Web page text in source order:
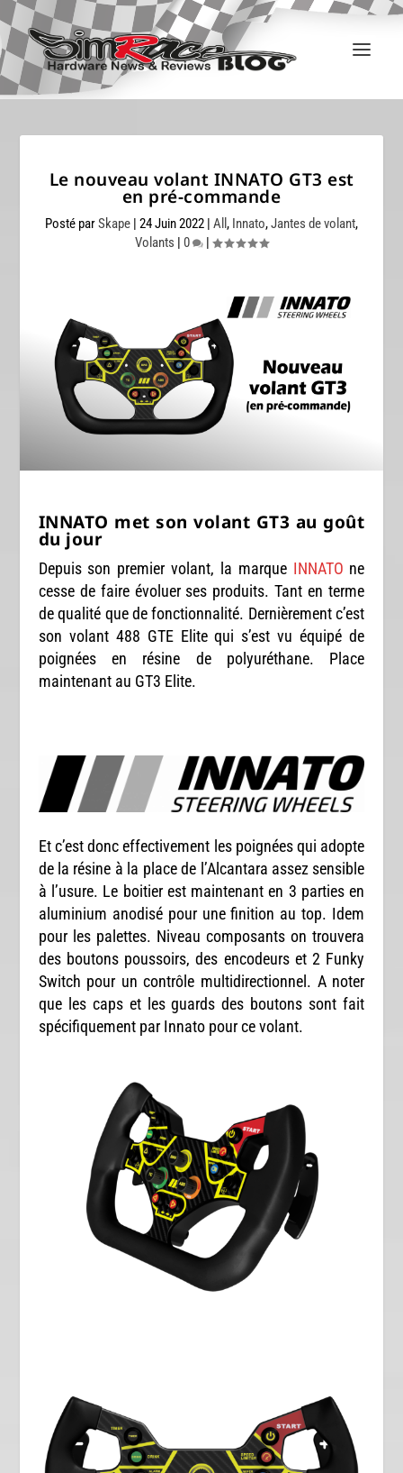
Le nouveau volant INNATO GT3 est
en pré-commande
Posté parSkape | 24 Juin 2022 | All , Innato,Jantes de volant,
Volants | 0 |
INNATO met son volant GT3 au goût
du jour
Depuis son premier volant, la marque INNATO ne
cesse de faire évoluer ses produits. Tant en terme
de qualité que de fonctionnalité. Dernièrement c’est
son volant 488 GTE Elite qui s’est vu équipé de
poignées en résine de polyuréthane. Place
maintenant au GT3 Elite.
Et c’est donc effectivement les poignées qui adopte
de la résine à la place de l’Alcantara assez sensible
à l’usure. Le boitier est maintenant en 3 parties en
aluminium anodisé pour une finition au top. Idem
pour les palettes. Niveau composants on trouvera
des boutons poussoirs, des encodeurs et 2 Funky
Switch pour un contrôle multidirectionnel. A noter
que les caps et les guards des boutons sont fait
spécifiquement par Innato pour ce volant.